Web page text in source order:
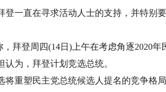
一直在寻求活动人士的支持，并特别
登周四(14日)上午在考虑角逐2020年
为，拜登计划竞选总统。
重塑民主党总统候选人提名的竞争格